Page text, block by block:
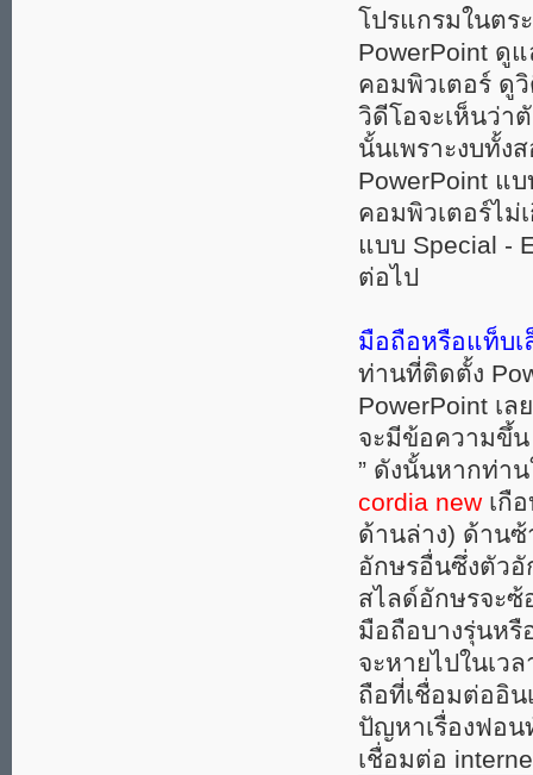
โปรแกรมในตร
PowerPoint ดู
คอมพิวเตอร์ ดู
วิดีโอจะเห็นว่า
นั้นเพราะงบทั้ง
PowerPoint แ
คอมพิวเตอร์ไม่
แบบ Special -
ต่อไป
มือถือหรือแท็บเ
ท่านที่ติดตั้ง
PowerPoint เ
จะมีข้อความขึ้
” ดังนั้นหากท่า
cordia newเกือ
ด้านล่าง) ด้าน
อักษรอื่นซึ่งตัวอั
สไลด์อักษรจะซ้
มือถือบางรุ่นหรื
จะหายไปในเว
ถือที่เชื่อมต่ออิน
ปัญหาเรื่องฟอน
เชื่อมต่อ